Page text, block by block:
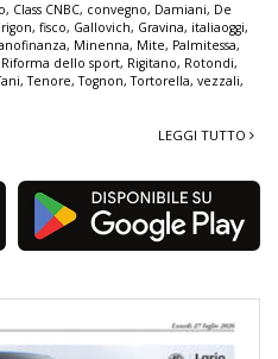
, Class CNBC, convegno, Damiani, De
, fisco, Gallovich, Gravina, italiaoggi,
, Minenna, Mite, Palmitessa,
Riforma dello sport, Rigitano, Rotondi,
,Tenore,Tognon,Tortorella, vezzali,
LEGGI TUTTO